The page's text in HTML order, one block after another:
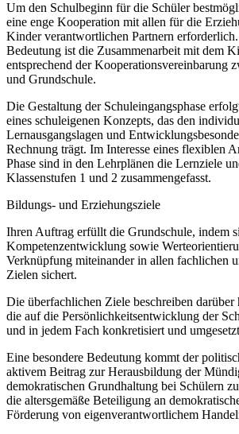
Um den Schulbeginn für die Schüler
eine enge Kooperation mit allen für die
Kinder verantwortlichen Partnern
Bedeutung ist die Zusammenarbeit mit dem
entsprechend der Kooperationsvereinbarung
und Grundschule.
Die Gestaltung der Schuleingangsphase
eines schuleigenen Konzepts, das den
Lernausgangslagen und
Rechnung trägt. Im Interesse eines flexiblen
Phase sind in den Lehrplänen die Lernziele
Klassenstufen 1 und 2 zusammengefasst.
Bildungs- und Erziehungsziele
Ihren Auftrag erfüllt die Grundschule, indem
Kompetenzentwicklung sowie
Verknüpfung miteinander in allen fachlichen
Zielen sichert.
Die überfachlichen Ziele beschreiben darüber
die auf die Persönlichkeitsentwicklung der
und in jedem Fach konkretisiert und
Eine besondere Bedeutung kommt der
aktivem Beitrag zur Herausbildung der
demokratischen Grundhaltung bei Schülern
die altersgemäße Beteiligung an
Förderung von eigenverantwortlichem